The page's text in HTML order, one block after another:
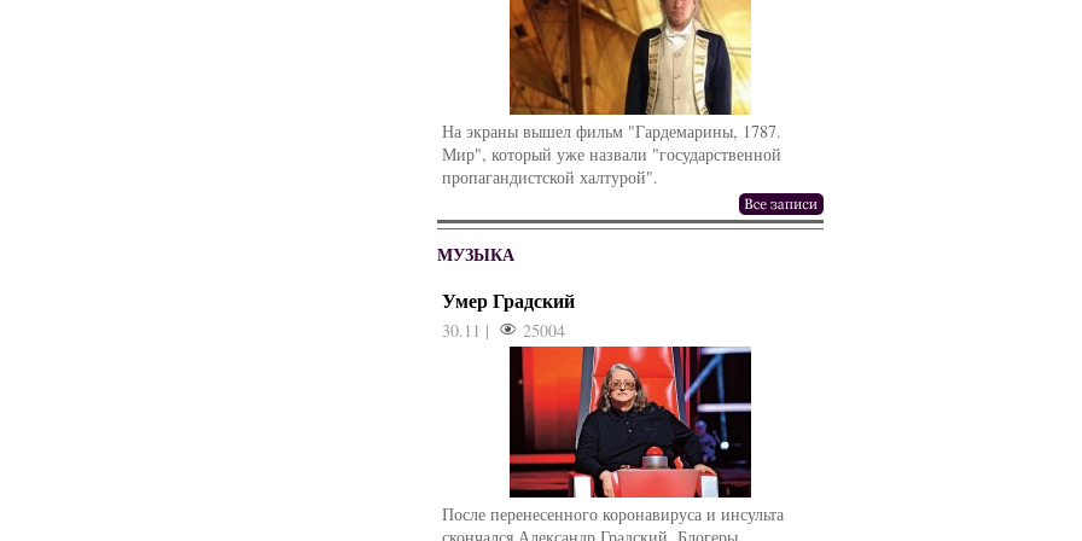
На экраны вышел фильм "Гардемарины, 1787.
Мир", который уже назвали "государственной
пропагандистской халтурой".
МУЗЫКА
Умер Градский
30.11 | 25004
После перенесенного коронавируса и инсульта